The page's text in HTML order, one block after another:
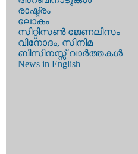
രാഷ്ട്രം
ലോകം
സിറ്റിസണ്‍ ജേണലിസം
വിനോദം, സിനിമ
ബിസിനസ്സ് വാര്‍ത്തകള്‍
News in English